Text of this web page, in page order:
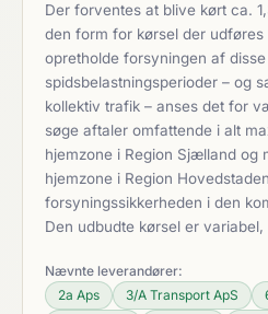
Der forventes at blive kørt ca.
den form for kørsel der udføres
opretholde forsyningen af
spidsbelastningsperioder – og
kollektiv trafik – anses det for
søge aftaler omfattende i alt
hjemzone i Region Sjælland og
hjemzone i Region
forsyningssikkerheden i den
Den udbudte kørsel er
Nævnte leverandører:
2a Aps
3/A Transport ApS